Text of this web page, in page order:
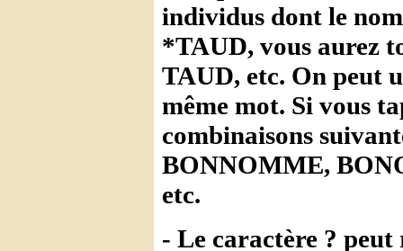
individus dont le
*TAUD, vous aurez
TAUD, etc. On peut
même mot. Si vous
combinaisons
BONNOMME,
etc.
- Le caractère ? peut